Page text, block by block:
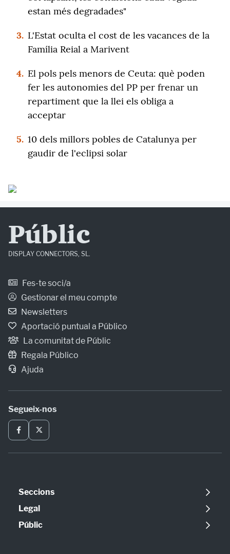
estan més degradades"
3. L'Estat oculta el cost de les vacances de la
Família Reial a Marivent
4. El pols pels menors de Ceuta: què poden
fer les autonomies del PP per frenar un
repartiment que la llei els obliga a
acceptar
5. 10 dels millors pobles de Catalunya per
gaudir de l'eclipsi solar
Públic
DISPLAY CONNECTORS, SL.
Fes-te soci/a
Gestionar el meu compte
Newsletters
Aportació puntual a Público
La comunitat de Públic
Regala Público
Ajuda
Segueix-nos
Seccions
Política
Opinió
Legal
Avís legal
Públic